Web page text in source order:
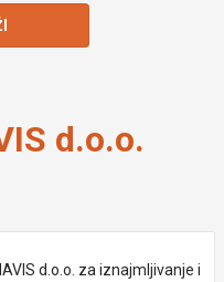
d.o.o.
d.o.o. za iznajmljivanje i